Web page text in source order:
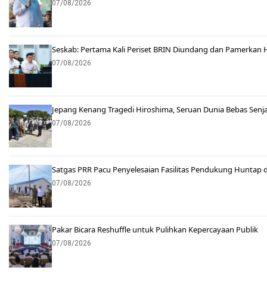
07/08/2026
Seskab: Pertama Kali Periset BRIN Diundang dan Pamerkan
07/08/2026
Jepang Kenang Tragedi Hiroshima, Seruan Dunia Bebas
07/08/2026
Satgas PRR Pacu Penyelesaian Fasilitas Pendukung Huntap
07/08/2026
Pakar Bicara Reshuffle untuk Pulihkan Kepercayaan Publik
07/08/2026